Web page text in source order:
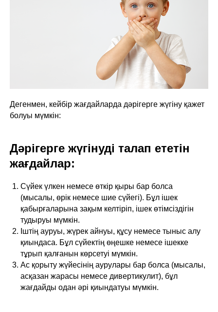
Дегенмен, кейбір жағдайларда дәрігерге жүгіну қажет
болуы мүмкін:
Дәрігерге жүгінуді талап ететін
жағдайлар:
Сүйек үлкен немесе өткір қыры бар болса
(мысалы, өрік немесе шие сүйегі). Бұл ішек
қабырғаларына зақым келтіріп, ішек өтімсіздігін
тудыруы мүмкін.
Іштің ауруы, жүрек айнуы, құсу немесе тыныс алу
қиындаса. Бұл сүйектің өңешке немесе ішекке
тұрып қалғанын көрсетуі мүмкін.
Ас қорыту жүйесінің аурулары бар болса (мысалы,
асқазан жарасы немесе дивертикулит), бұл
жағдайды одан әрі қиындатуы мүмкін.